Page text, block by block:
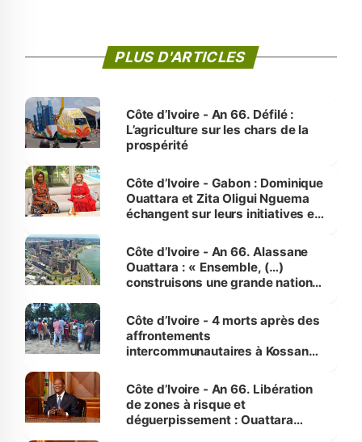
PLUS D'ARTICLES
Côte d’Ivoire - An 66. Défilé :
L’agriculture sur les chars de la
prospérité
Côte d’Ivoire - Gabon : Dominique
Ouattara et Zita Oligui Nguema
échangent sur leurs initiatives en
enfants
Côte d’Ivoire - An 66. Alassane
Ouattara : « Ensemble, (…)
construisons une grande nation
générations futures »
Côte d’Ivoire - 4 morts après des
affrontements
intercommunautaires à Kossandji
milieu des sinistrés
Côte d’Ivoire - An 66. Libération
de zones à risque et
déguerpissement : Ouattara